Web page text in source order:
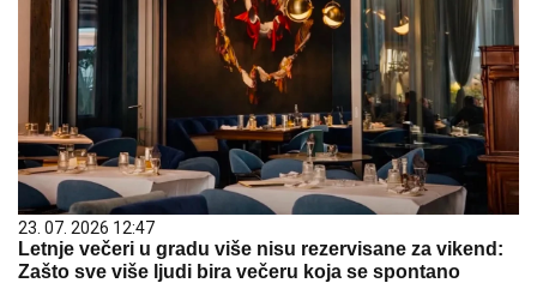
23. 07. 2026 12:47
Letnje večeri u gradu više nisu rezervisane za vikend:
Zašto sve više ljudi bira večeru koja se spontano